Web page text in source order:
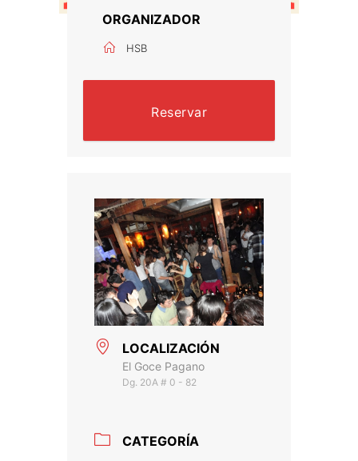
ORGANIZADOR
HSB
Reservar
LOCALIZACIÓN
El Goce Pagano
Dg. 20A # 0 - 82
CATEGORÍA